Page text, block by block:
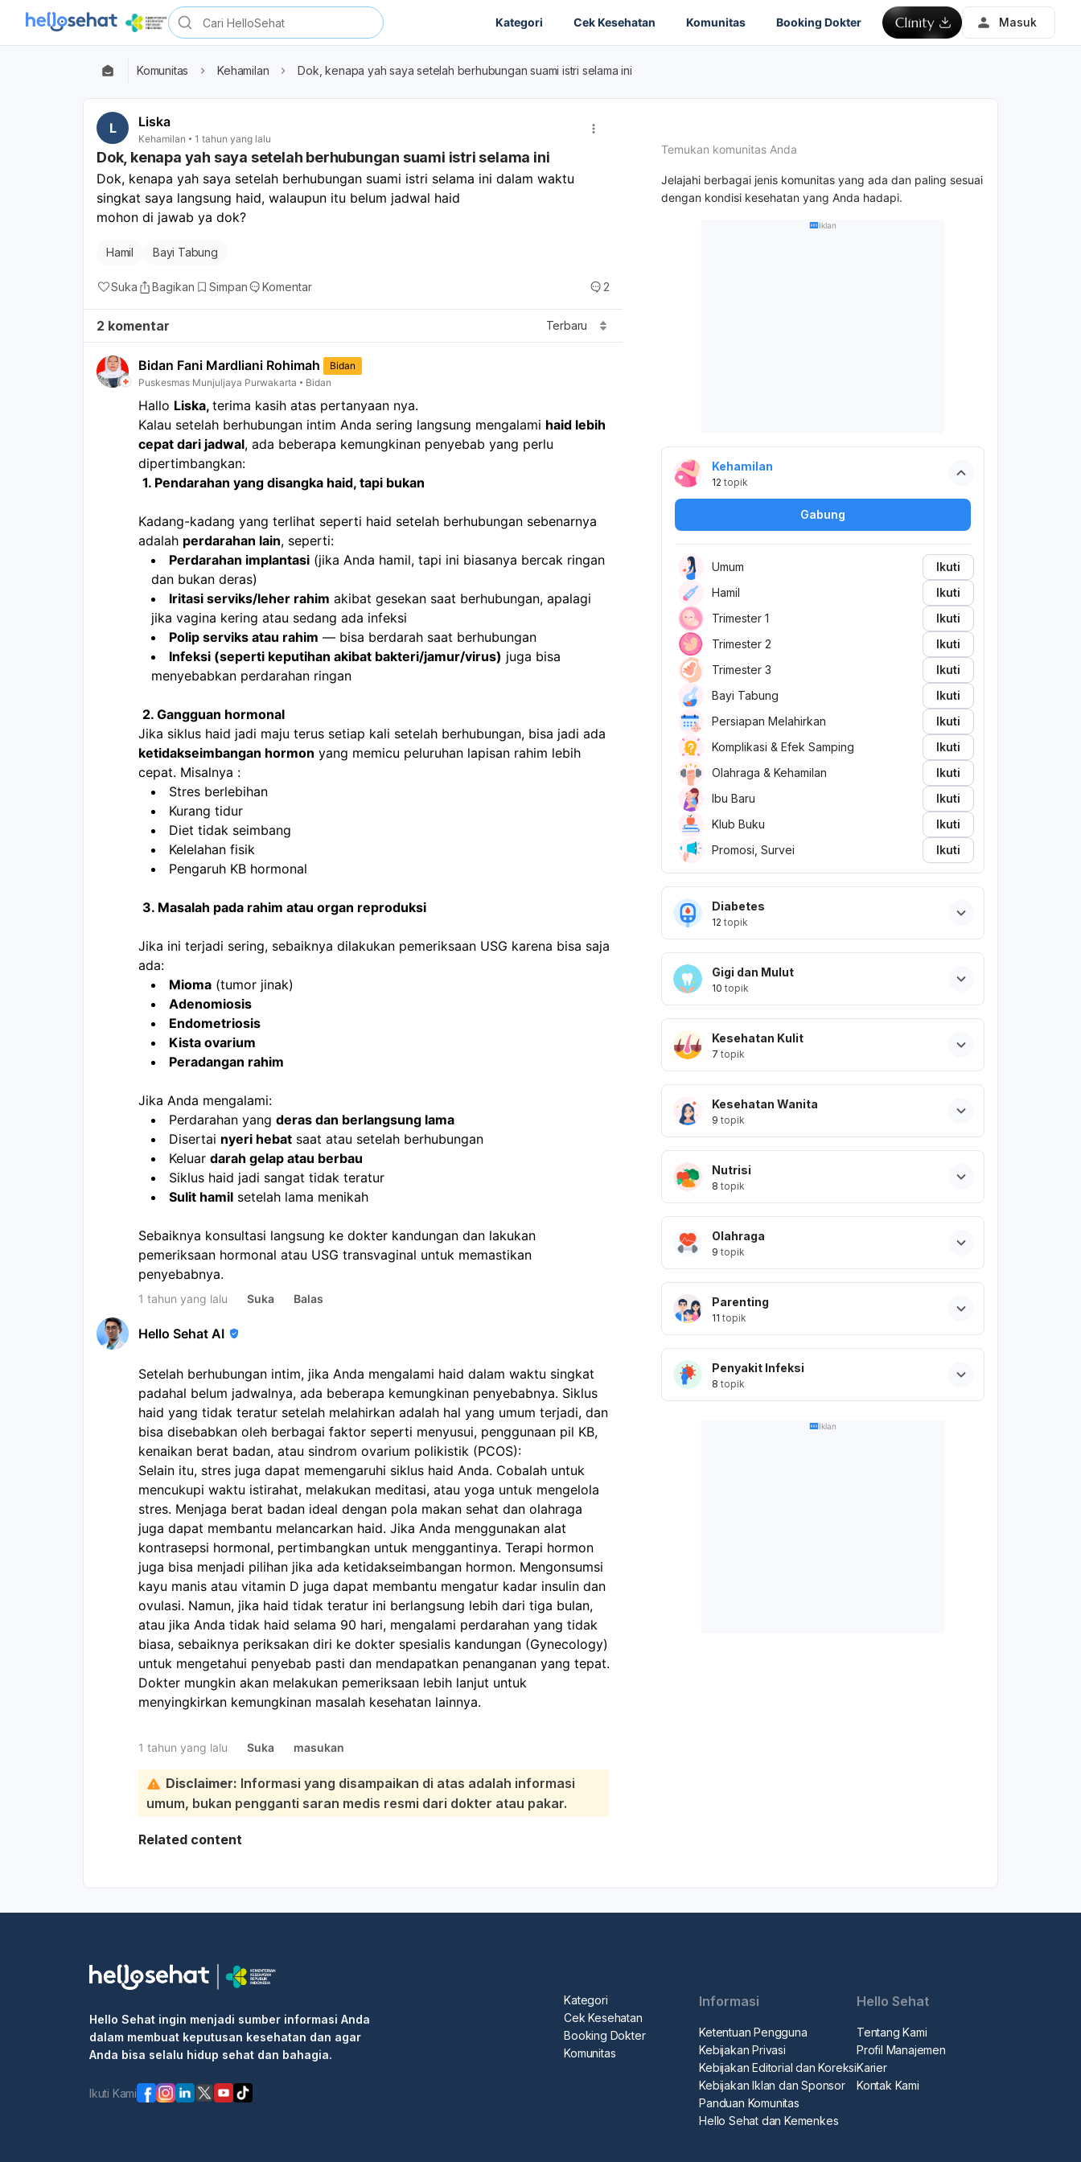
Kategori Cek Kesehatan Komunitas Booking Dokter Masuk
Komunitas Kehamilan Dok, kenapa yah saya setelah berhubungan suami istri selama ini
L Liska
Kehamilan 1 tahun yang lalu
Dok, kenapa yah saya setelah berhubungan suami istri selama ini
Dok, kenapa yah saya setelah berhubungan suami istri selama ini dalam waktu
singkat saya langsung haid, walaupun itu belum jadwal haid
mohon di jawab ya dok?
Hamil Bayi Tabung
Suka Bagikan Simpan Komentar 2
2 komentar Terbaru
Bidan Fani Mardliani Rohimah
Bidan
Puskesmas Munjuljaya Purwakarta
Bidan
Hallo Liska, terima kasih atas pertanyaan nya.
Kalau setelah berhubungan intim Anda sering langsung mengalami haid lebih
cepat dari jadwal, ada beberapa kemungkinan penyebab yang perlu
dipertimbangkan:
1. Pendarahan yang disangka haid, tapi bukan
Kadang-kadang yang terlihat seperti haid setelah berhubungan sebenarnya
adalah perdarahan lain, seperti:
Perdarahan implantasi (jika Anda hamil, tapi ini biasanya bercak ringan
dan bukan deras)
Iritasi serviks/leher rahim akibat gesekan saat berhubungan, apalagi
jika vagina kering atau sedang ada infeksi
Polip serviks atau rahim — bisa berdarah saat berhubungan
Infeksi (seperti keputihan akibat bakteri/jamur/virus) juga bisa
menyebabkan perdarahan ringan
2. Gangguan hormonal
ketidakseimbangan hormon yang memicu peluruhan lapisan rahim lebih
cepat. Misalnya :
Stres berlebihan
Kurang tidur
Diet tidak seimbang
Kelelahan fisik
Pengaruh KB hormonal
3. Masalah pada rahim atau organ reproduksi
Jika ini terjadi sering, sebaiknya dilakukan pemeriksaan USG karena bisa saja
ada:
Mioma (tumor jinak)
Adenomiosis
Endometriosis
Kista ovarium
Peradangan rahim
Jika Anda mengalami:
Perdarahan yang deras dan berlangsung lama
Disertai nyeri hebat saat atau setelah berhubungan
Keluar darah gelap atau berbau
Siklus haid jadi sangat tidak teratur
Sulit hamil setelah lama menikah
Sebaiknya konsultasi langsung ke dokter kandungan dan lakukan
pemeriksaan hormonal atau USG transvaginal untuk memastikan
penyebabnya.
1 tahun yang lalu Suka Balas
Hello Sehat AI
Setelah berhubungan intim, jika Anda mengalami haid dalam waktu singkat
padahal belum jadwalnya, ada beberapa kemungkinan penyebabnya. Siklus
haid yang tidak teratur setelah melahirkan adalah hal yang umum terjadi, dan
bisa disebabkan oleh berbagai faktor seperti menyusui, penggunaan pil KB,
kenaikan berat badan, atau sindrom ovarium polikistik (PCOS):
Selain itu, stres juga dapat memengaruhi siklus haid Anda. Cobalah untuk
mencukupi waktu istirahat, melakukan meditasi, atau yoga untuk mengelola
stres. Menjaga berat badan ideal dengan pola makan sehat dan olahraga
juga dapat membantu melancarkan haid. Jika Anda menggunakan alat
kontrasepsi hormonal, pertimbangkan untuk menggantinya. Terapi hormon
juga bisa menjadi pilihan jika ada ketidakseimbangan hormon. Mengonsumsi
kayu manis atau vitamin D juga dapat membantu mengatur kadar insulin dan
ovulasi. Namun, jika haid tidak teratur ini berlangsung lebih dari tiga bulan,
atau jika Anda tidak haid selama 90 hari, mengalami perdarahan yang tidak
biasa, sebaiknya periksakan diri ke dokter spesialis kandungan (Gynecology)
untuk mengetahui penyebab pasti dan mendapatkan penanganan yang tepat.
Dokter mungkin akan melakukan pemeriksaan lebih lanjut untuk
menyingkirkan kemungkinan masalah kesehatan lainnya.
1 tahun yang lalu Suka masukan
Disclaimer: Informasi yang disampaikan di atas adalah informasi
umum, bukan pengganti saran medis resmi dari dokter atau pakar.
Related content
Temukan komunitas Anda
Jelajahi berbagai jenis komunitas yang ada dan paling sesuai
dengan kondisi kesehatan yang Anda hadapi.
Iklan
Kehamilan
12 topik
Gabung
Umum
Ikuti
Hamil
Ikuti
Trimester 1
Ikuti
Trimester 2
Ikuti
Trimester 3
Ikuti
Bayi Tabung
Ikuti
Persiapan Melahirkan
Ikuti
Komplikasi & Efek Samping
Ikuti
Olahraga & Kehamilan
Ikuti
Ibu Baru
Ikuti
Klub Buku
Ikuti
Promosi, Survei
Ikuti
Diabetes
12 topik
Gigi dan Mulut
10 topik
Kesehatan Kulit
7 topik
Kesehatan Wanita
9 topik
Nutrisi
8 topik
Olahraga
9 topik
Parenting
11 topik
Penyakit Infeksi
8 topik
Iklan
Hello Sehat ingin menjadi sumber informasi Anda
dalam membuat keputusan kesehatan dan agar
Anda bisa selalu hidup sehat dan bahagia.
Ikuti Kami
Kategori
Cek Kesehatan
Booking Dokter
Komunitas
Informasi
Ketentuan Pengguna
Kebijakan Privasi
Kebijakan Editorial dan Koreksi
Kebijakan Iklan dan Sponsor
Panduan Komunitas
Hello Sehat dan Kemenkes
Hello Sehat
Tentang Kami
Profil Manajemen
Karier
Kontak Kami